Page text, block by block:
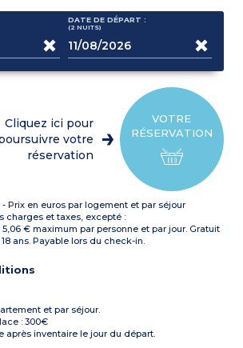
DATE DE DÉPART :
(2 NUITS)
VOTRE
RÉSERVATION
Cliquez ici pour
votre
réservation
Prix en euros par logement et par séjour
charges et taxes, excepté :
5,06 € maximum par personne et par jour. Gratuit
ans. Payable lors du check-in.
et par séjour.
: 300€
après inventaire le jour du départ.